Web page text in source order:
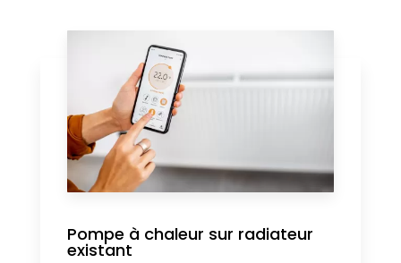
Pompe à chaleur sur radiateur
existant